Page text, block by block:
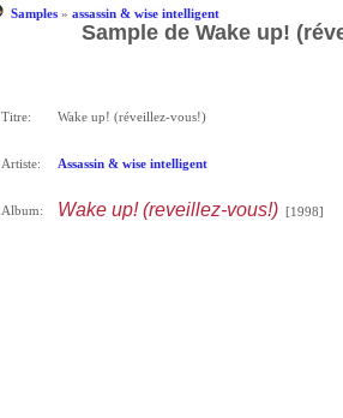
Samples» assassin & wise intelligent
Sample de Wake up!
Titre: Wake up! (réveillez-vous!)
Artiste: Assassin & wise intelligent
Album: Wake up! (reveillez-vous!)[1998]